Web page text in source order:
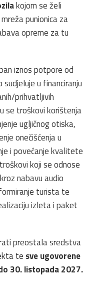
kojom se želi
punionica za
opreme za tu
iznos potpore od
u financiranju
prihvatljivih
se troškovi korištenja
ugljičnog otiska,
onečišćenja u
i povećanje kvalitete
koji se odnose
nabavu audio
turista te
izleta i paket
preostala sredstva
te sve ugovorene
30. listopada 2027.